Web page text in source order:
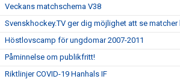
Veckans matchschema V38
Svenskhockey.TV ger dig möjlighet att se matcher
Höstlovscamp för ungdomar 2007-2011
Påminnelse om publikfritt!
Riktlinjer COVID-19 Hanhals IF